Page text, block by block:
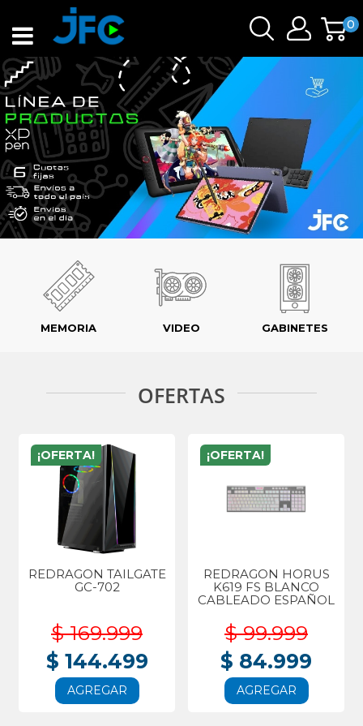
0
MEMORIA VIDEO GABINETES
OFERTAS
¡OFERTA!
REDRAGON TAILGATE
GC-702
$ 169.999
$ 144.499
AGREGAR
¡OFERTA!
REDRAGON HORUS
K619 FS BLANCO
CABLEADO ESPAÑOL
$ 99.999
$ 84.999
AGREGAR